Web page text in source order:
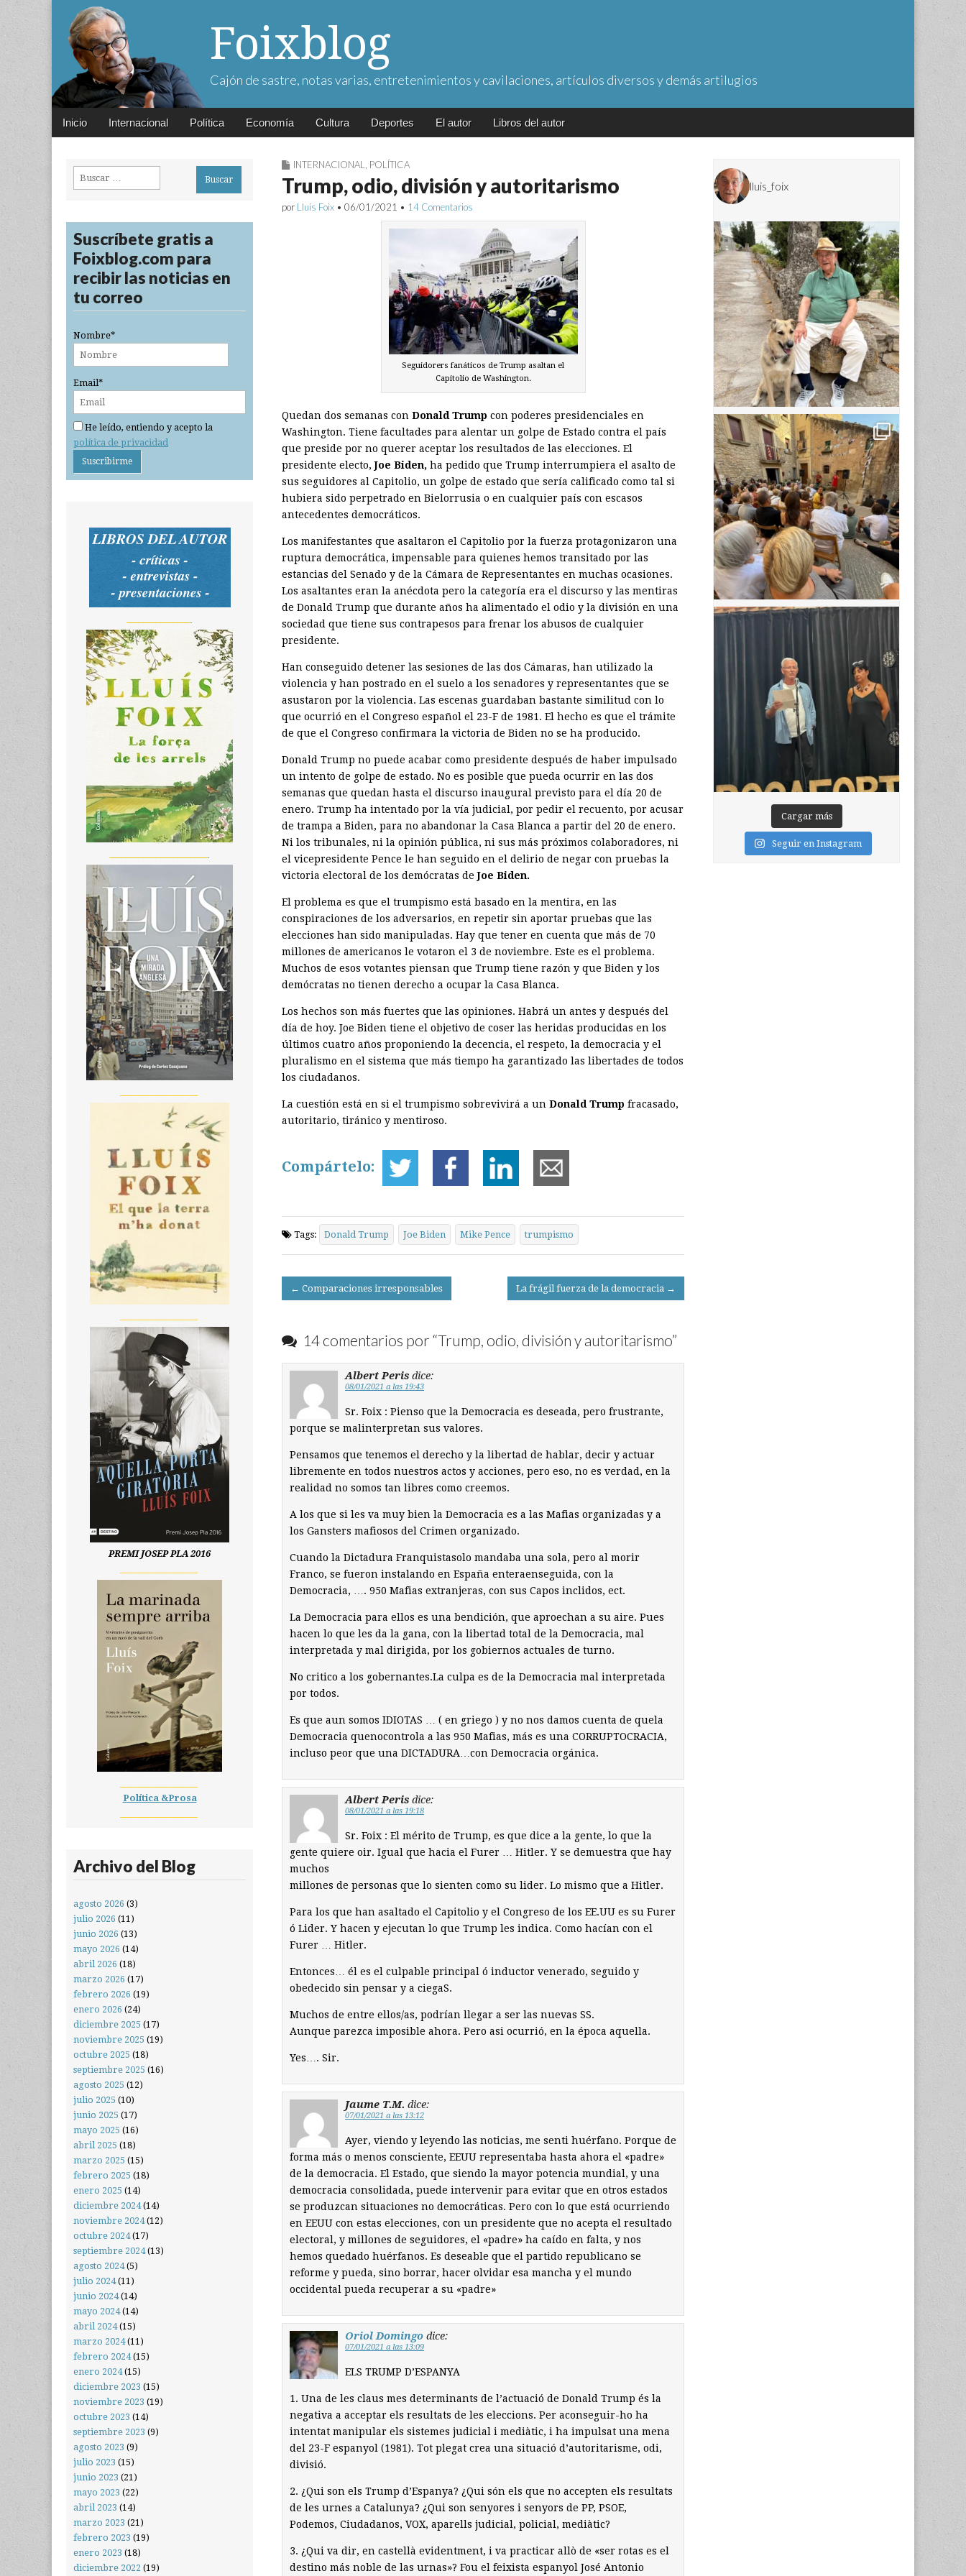
Foixblog
Cajón de sastre, notas varias, entretenimientos y cavilaciones, artículos diversos y demás artilugios
Main
Skip
Inicio Internacional Política Economía Cultura Deportes El autor Libros del autor
INTERNACIONAL POLÍTICA
Trump, odio, división y autoritarismo
por Lluís Foix • 06/01/2021 • 14 Comentarios
Seguidorers fanáticos de Trump asaltan el
Capitolio de Washington.
Quedan dos semanas con Donald Trump con poderes presidenciales en
Washington. Tiene facultades para alentar un golpe de Estado contra el país
que preside por no querer aceptar los resultados de las elecciones. El
presidente electo,Joe Biden, ha pedido que Trump interrumpiera el asalto de
sus seguidores al Capitolio, un golpe de estado que sería calificado como tal si
hubiera sido perpetrado en Bielorrusia o en cualquier país con escasos
antecedentes democráticos.
Los manifestantes que asaltaron el Capitolio por la fuerza protagonizaron una
ruptura democrática, impensable para quienes hemos transitado por las
estancias del Senado y de la Cámara de Representantes en muchas ocasiones.
Los asaltantes eran la anécdota pero la categoría era el discurso y las mentiras
de Donald Trump que durante años ha alimentado el odio y la división en una
sociedad que tiene sus contrapesos para frenar los abusos de cualquier
presidente.
Han conseguido detener las sesiones de las dos Cámaras, han utilizado la
violencia y han postrado en el suelo a los senadores y representantes que se
asustaron por la violencia. Las escenas guardaban bastante similitud con lo
que ocurrió en el Congreso español el 23-F de 1981. El hecho es que el trámite
de que el Congreso confirmara la victoria de Biden no se ha producido.
Donald Trump no puede acabar como presidente después de haber impulsado
un intento de golpe de estado. No es posible que pueda ocurrir en las dos
semanas que quedan hasta el discurso inaugural previsto para el día 20 de
enero. Trump ha intentado por la vía judicial, por pedir el recuento, por acusar
de trampa a Biden, para no abandonar la Casa Blanca a partir del 20 de enero.
Ni los tribunales, ni la opinión pública, ni sus más próximos colaboradores, ni
el vicepresidente Pence le han seguido en el delirio de negar con pruebas la
victoria electoral de los demócratas deJoe Biden.
El problema es que el trumpismo está basado en la mentira, en las
conspiraciones de los adversarios, en repetir sin aportar pruebas que las
elecciones han sido manipuladas. Hay que tener en cuenta que más de 70
millones de americanos le votaron el 3 de noviembre. Este es el problema.
Muchos de esos votantes piensan que Trump tiene razón y que Biden y los
demócratas no tienen derecho a ocupar la Casa Blanca.
Los hechos son más fuertes que las opiniones. Habrá un antes y después del
día de hoy. Joe Biden tiene el objetivo de coser las heridas producidas en los
últimos cuatro años proponiendo la decencia, el respeto, la democracia y el
pluralismo en el sistema que más tiempo ha garantizado las libertades de todos
los ciudadanos.
La cuestión está en si el trumpismo sobrevivirá a un Donald Trump fracasado,
autoritario, tiránico y mentiroso.
Compártelo:
Tags: Donald Trump Joe Biden Mike Pence trumpismo
Post
← Comparaciones irresponsables La frágil fuerza de la democracia →
14 comentarios por “Trump, odio, división y autoritarismo”
Albert Peris dice:
08/01/2021 a las 19:43
Sr. Foix : Pienso que la Democracia es deseada, pero frustrante,
porque se malinterpretan sus valores.
Pensamos que tenemos el derecho y la libertad de hablar, decir y actuar
libremente en todos nuestros actos y acciones, pero eso, no es verdad, en la
realidad no somos tan libres como creemos.
A los que si les va muy bien la Democracia es a las Mafias organizadas y a
los Gansters mafiosos del Crimen organizado.
Cuando la Dictadura Franquistasolo mandaba una sola, pero al morir
Franco, se fueron instalando en España enteraenseguida, con la
Democracia, …. 950 Mafias extranjeras, con sus Capos inclidos, ect.
La Democracia para ellos es una bendición, que aproechan a su aire. Pues
hacen lo que les da la gana, con la libertad total de la Democracia, mal
interpretada y mal dirigida, por los gobiernos actuales de turno.
No critico a los gobernantes.La culpa es de la Democracia mal interpretada
por todos.
Es que aun somos IDIOTAS … ( en griego ) y no nos damos cuenta de quela
Democracia quenocontrola a las 950 Mafias, más es una CORRUPTOCRACIA,
incluso peor que una DICTADURA…con Democracia orgánica.
Albert Peris dice:
08/01/2021 a las 19:18
Sr. Foix : El mérito de Trump, es que dice a la gente, lo que la
gente quiere oir. Igual que hacia el Furer … Hitler. Y se demuestra que hay
muchos
millones de personas que lo sienten como su lider. Lo mismo que a Hitler.
Para los que han asaltado el Capitolio y el Congreso de los EE.UU es su Furer
ó Lider. Y hacen y ejecutan lo que Trump les indica. Como hacían con el
Furer … Hitler.
Entonces… él es el culpable principal ó inductor venerado, seguido y
obedecido sin pensar y a ciegaS.
Muchos de entre ellos/as, podrían llegar a ser las nuevas SS.
Aunque parezca imposible ahora. Pero asi ocurrió, en la época aquella.
Yes…. Sir.
Jaume T.M. dice:
07/01/2021 a las 13:12
Ayer, viendo y leyendo las noticias, me senti huérfano. Porque de
forma más o menos consciente, EEUU representaba hasta ahora el «padre»
de la democracia. El Estado, que siendo la mayor potencia mundial, y una
democracia consolidada, puede intervenir para evitar que en otros estados
se produzcan situaciones no democráticas. Pero con lo que está ocurriendo
en EEUU con estas elecciones, con un presidente que no acepta el resultado
electoral, y millones de seguidores, el «padre» ha caído en falta, y nos
hemos quedado huérfanos. Es deseable que el partido republicano se
reforme y pueda, sino borrar, hacer olvidar esa mancha y el mundo
occidental pueda recuperar a su «padre»
Oriol Domingo dice:
07/01/2021 a las 13:09
ELS TRUMP D’ESPANYA
1. Una de les claus mes determinants de l’actuació de Donald Trump és la
negativa a acceptar els resultats de les eleccions. Per aconseguir-ho ha
intentat manipular els sistemes judicial i mediàtic, i ha impulsat una mena
del 23-F espanyol (1981). Tot plegat crea una situació d’autoritarisme, odi,
divisió.
2. ¿Qui son els Trump d’Espanya? ¿Qui són els que no accepten els resultats
de les urnes a Catalunya? ¿Qui son senyores i senyors de PP, PSOE,
Podemos, Ciudadanos, VOX, aparells judicial, policial, mediàtic?
3. ¿Qui va dir, en castellà evidentment, i va practicar allò de «ser rotas es el
destino más noble de las urnas»? Fou el feixista espanyol José Antonio
Buscar:
Suscríbete gratis a
Foixblog.com para
recibir las noticias en
tu correo
Nombre*
Email*
He leído, entiendo y acepto la
política de privacidad
PREMI JOSEP PLA 2016
Política &Prosa
Archivo del Blog
agosto 2026 (3)
julio 2026 (11)
junio 2026 (13)
mayo 2026 (14)
abril 2026 (18)
marzo 2026 (17)
febrero 2026 (19)
enero 2026 (24)
diciembre 2025 (17)
noviembre 2025 (19)
octubre 2025 (18)
septiembre 2025 (16)
agosto 2025 (12)
julio 2025 (10)
junio 2025 (17)
mayo 2025 (16)
abril 2025 (18)
marzo 2025 (15)
febrero 2025 (18)
enero 2025 (14)
diciembre 2024(14)
noviembre 2024(12)
octubre 2024(17)
septiembre 2024(13)
agosto 2024(5)
julio 2024(11)
junio 2024(14)
mayo 2024(14)
abril 2024(15)
marzo 2024(11)
febrero 2024(15)
enero 2024(15)
diciembre 2023 (15)
noviembre 2023 (19)
octubre 2023 (14)
septiembre 2023 (9)
agosto 2023 (9)
julio 2023 (15)
junio 2023 (21)
mayo 2023 (22)
abril 2023 (14)
marzo 2023 (21)
febrero 2023 (19)
enero 2023 (18)
diciembre 2022 (19)
lluis_foix
Cargar más
Seguir en Instagram